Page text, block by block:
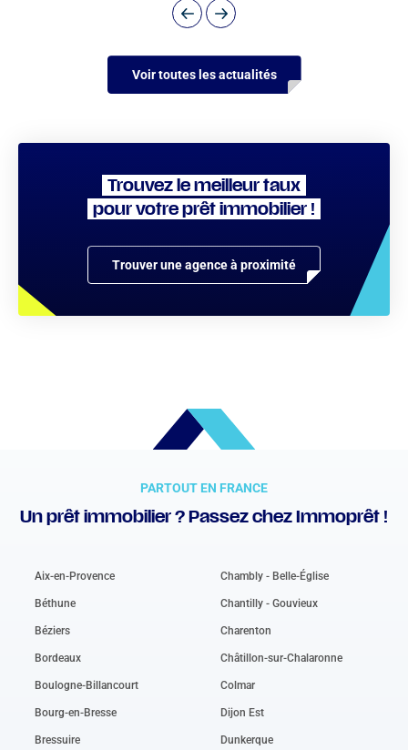
Voir toutes les actualités
Trouvez le meilleur taux
pour votre prêt immobilier !
Trouver une agence à proximité
PARTOUT EN FRANCE
Un prêt immobilier ? Passez chez Immoprêt !
Aix-en-Provence
Béthune
Béziers
Bordeaux
Boulogne-Billancourt
Bourg-en-Bresse
Bressuire
Chambly - Belle-Église
Chantilly - Gouvieux
Charenton
Châtillon-sur-Chalaronne
Colmar
Dijon Est
Dunkerque